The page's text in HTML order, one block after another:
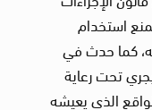
استخدام
كما حدث في
تحت رعاية
الذي يعيشه